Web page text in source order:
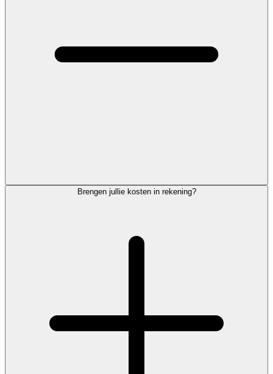
Brengen jullie kosten in rekening?